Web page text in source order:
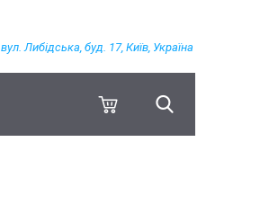
вул. Либідська, буд. 17, Київ, Україна